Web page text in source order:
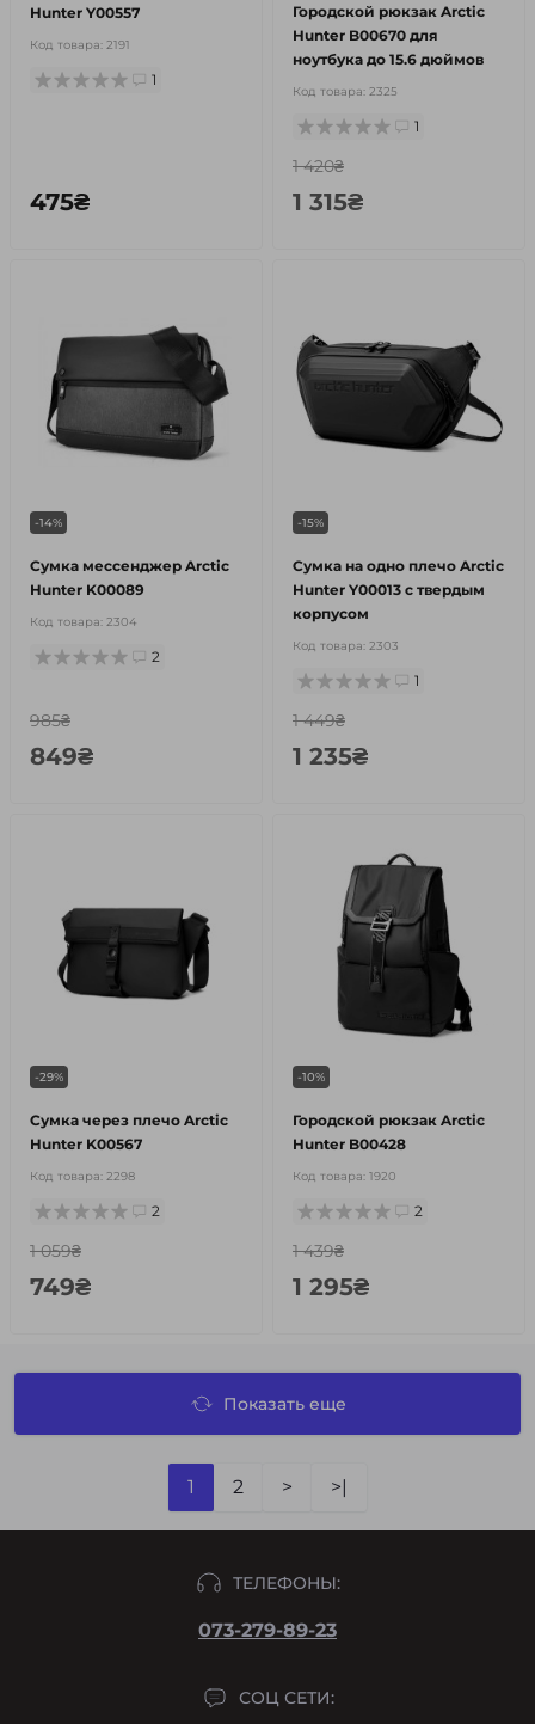
Hunter Y00557
Код товара: 2191
1
475₴
Городской рюкзак Arctic
Hunter B00670 для
ноутбука до 15.6 дюймов
Код товара: 2325
1
1 420₴
1 315₴
-14%
Сумка мессенджер Arctic
Hunter K00089
Код товара: 2304
2
985₴
849₴
-15%
Сумка на одно плечо Arctic
Hunter Y00013 с твердым
корпусом
Код товара: 2303
1
1 449₴
1 235₴
-29%
Сумка через плечо Arctic
Hunter K00567
Код товара: 2298
2
1 059₴
749₴
-10%
Городской рюкзак Arctic
Hunter B00428
Код товара: 1920
2
1 439₴
1 295₴
Показать еще
1 2 > >|
ТЕЛЕФОНЫ:
073-279-89-23
СОЦ СЕТИ: